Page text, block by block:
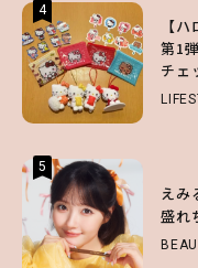
4
【
第1
チェ
5
えみ
盛れ
4
【
くり
ット
5
【
キー
ビュ
4
【
月直
を使
5
【
第1
チェ